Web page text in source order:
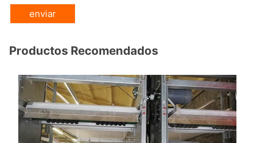
Productos Recomendados